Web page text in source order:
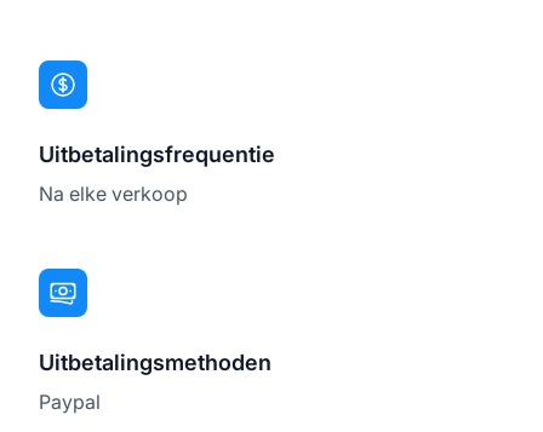
Uitbetalingsfrequentie
Na elke verkoop
Uitbetalingsmethoden
Paypal